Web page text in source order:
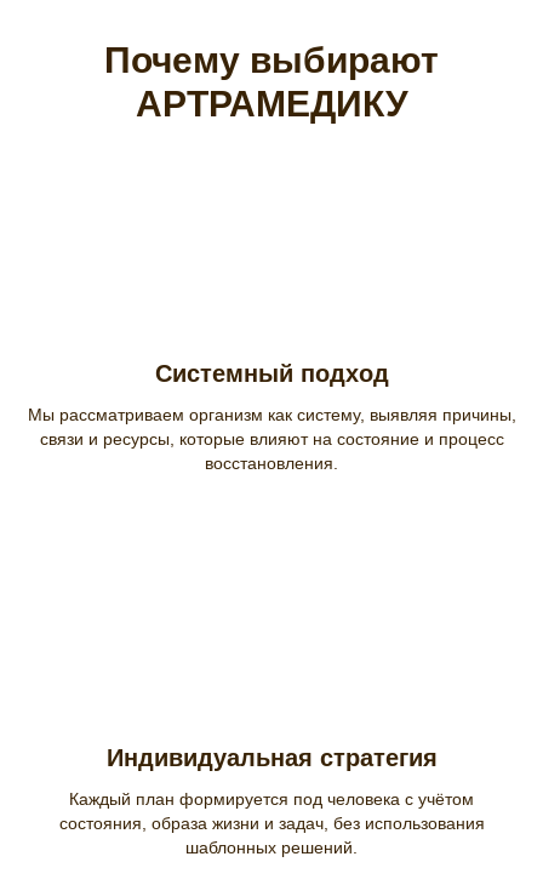
Почему выбирают
АРТРАМЕДИКУ
Системный подход
Мы рассматриваем организм как систему, выявляя причины,
связи и ресурсы, которые влияют на состояние и процесс
восстановления.
Индивидуальная стратегия
Каждый план формируется под человека с учётом
состояния, образа жизни и задач, без использования
шаблонных решений.